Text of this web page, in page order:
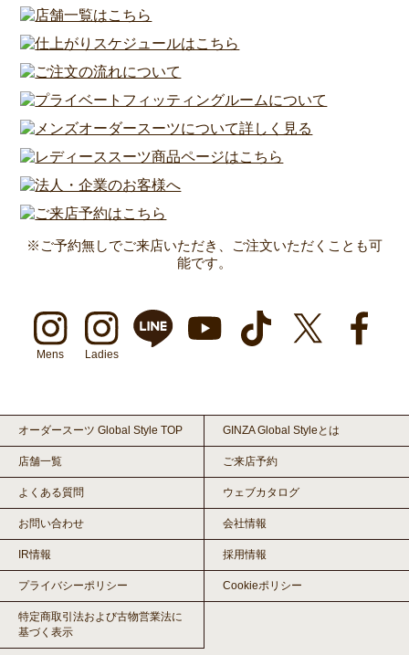
※ご予約無しでご来店いただき、ご注文いただくことも可
能です。
Mens Ladies
オーダースーツ Global Style TOP GINZA Global Styleとは
店舗一覧 ご来店予約
よくある質問 ウェブカタログ
お問い合わせ 会社情報
IR情報 採用情報
プライバシーポリシー Cookieポリシー
特定商取引法および古物営業法に
基づく表示